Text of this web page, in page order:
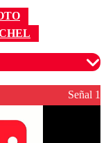
garantizar un
Señal 1